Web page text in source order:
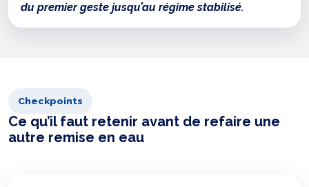
du premier geste jusqu’au régime stabilisé.
Checkpoints
Ce qu’il faut retenir avant de refaire une
autre remise en eau